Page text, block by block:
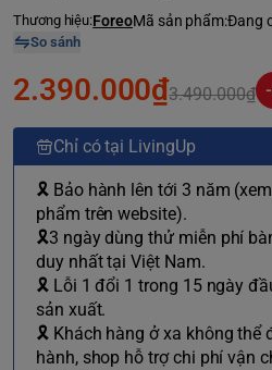
Thương hiệu:ForeoMã sản phẩm:Đang
So sánh
2.390.000₫3.490.000₫
Chỉ có tại LivingUp
🎗 Bảo hành lên tới 3 năm
phẩm trên website).
🎗3 ngày dùng thử miễn phí
duy nhất tại Việt Nam.
🎗 Lỗi 1 đổi 1 trong 15 ngày
sản xuất.
🎗 Khách hàng ở xa không thể
hành, shop hỗ trợ chi phí vận